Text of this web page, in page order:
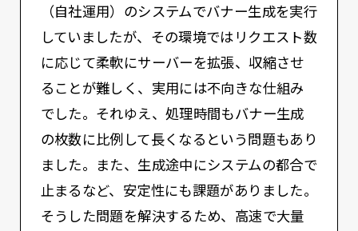
（自社運用）のシステムでバナー生成を実行
していましたが、その環境ではリクエスト数
に応じて柔軟にサーバーを拡張、収縮させ
ることが難しく、実用には不向きな仕組み
でした。それゆえ、処理時間もバナー生成
の枚数に比例して長くなるという問題もあり
ました。また、生成途中にシステムの都合で
止まるなど、安定性にも課題がありました。
そうした問題を解決するため、高速で大量